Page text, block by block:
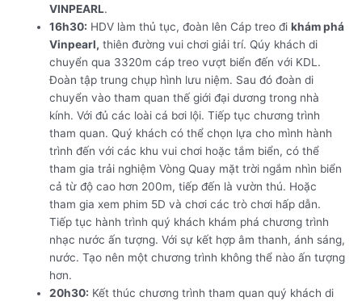
VINPEARL.
16h30: HDV làm thủ tục, đoàn lên Cáp treo đikhám phá
Vinpearl, thiên đường vui chơi giải trí. Qúy khách di
chuyển qua 3320m cáp treo vượt biển đến với KDL.
Đoàn tập trung chụp hình lưu niệm. Sau đó đoàn di
chuyển vào tham quan thế giới đại dương trong nhà
kính. Với đủ các loài cá bơi lội. Tiếp tục chương trình
tham quan. Quý khách có thể chọn lựa cho mình hành
trình đến với các khu vui chơi hoặc tắm biển, có thể
tham gia trải nghiệm Vòng Quay mặt trời ngắm nhìn biển
cả từ độ cao hơn 200m, tiếp đến là vườn thú. Hoặc
tham gia xem phim 5D và chơi các trò chơi hấp dẫn.
Tiếp tục hành trình quý khách khám phá chương trình
nhạc nước ấn tượng. Với sự kết hợp âm thanh, ánh sáng,
nước. Tạo nên một chương trình không thể nào ấn tượng
hơn.
20h30: Kết thúc chương trình tham quan quý khách di